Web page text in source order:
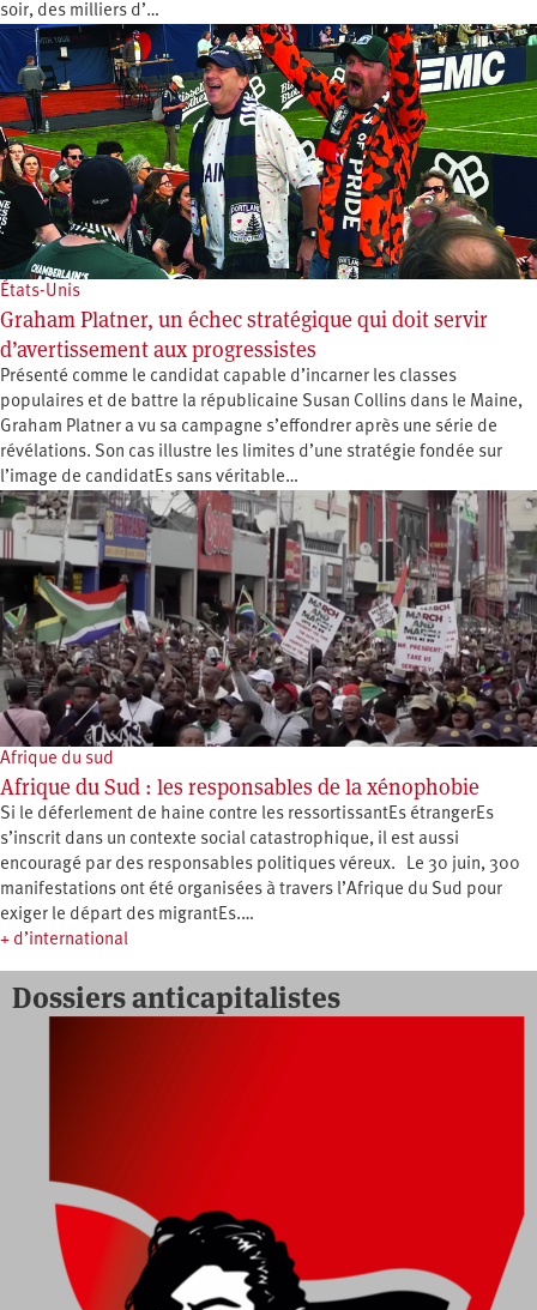
soir, des milliers d’…
États-Unis
Graham Platner, un échec stratégique qui doit servir
d’avertissement aux progressistes
Présenté comme le candidat capable d’incarner les classes
populaires et de battre la républicaine Susan Collins dans le Maine,
Graham Platner a vu sa campagne s’effondrer après une série de
révélations. Son cas illustre les limites d’une stratégie fondée sur
l’image de candidatEs sans véritable…
Afrique du sud
Afrique du Sud : les responsables de la xénophobie
Si le déferlement de haine contre les ressortissantEs étrangerEs
s’inscrit dans un contexte social catastrophique, il est aussi
encouragé par des responsables politiques véreux. Le 30 juin, 300
manifestations ont été organisées à travers l’Afrique du Sud pour
exiger le départ des migrantEs.…
+ d’international
Dossiers anticapitalistes